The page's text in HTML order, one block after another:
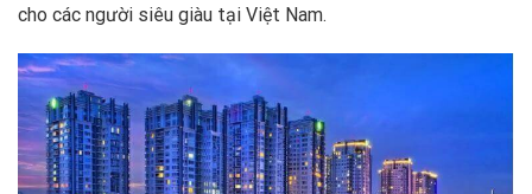
cho các người siêu giàu tại Việt Nam.